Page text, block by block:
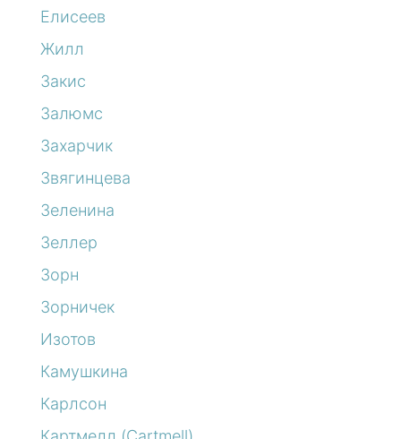
Елисеев
Жилл
Закис
Залюмс
Захарчик
Звягинцева
Зеленина
Зеллер
Зорн
Зорничек
Изотов
Камушкина
Карлсон